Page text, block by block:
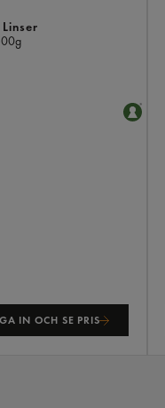
IN OCH SE PRIS